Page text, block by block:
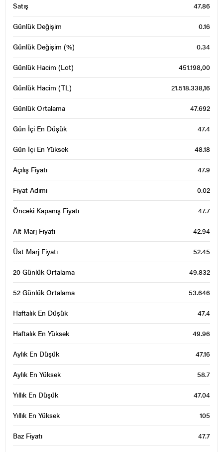
Satış 47.86
Günlük Değişim 0.16
Günlük Değişim (%) 0.34
Günlük Hacim (Lot) 451.198,00
Günlük Hacim (TL) 21.518.338,16
Günlük Ortalama 47.692
Gün İçi En Düşük 47.4
Gün İçi En Yüksek 48.18
Açılış Fiyatı 47.9
Fiyat Adımı 0.02
Önceki Kapanış Fiyatı 47.7
Alt Marj Fiyatı 42.94
Üst Marj Fiyatı 52.45
20 Günlük Ortalama 49.832
52 Günlük Ortalama 53.646
Haftalık En Düşük 47.4
Haftalık En Yüksek 49.96
Aylık En Düşük 47.16
Aylık En Yüksek 58.7
Yıllık En Düşük 47.04
Yıllık En Yüksek 105
Baz Fiyatı 47.7